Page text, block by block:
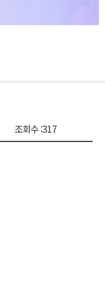
조회수 :317